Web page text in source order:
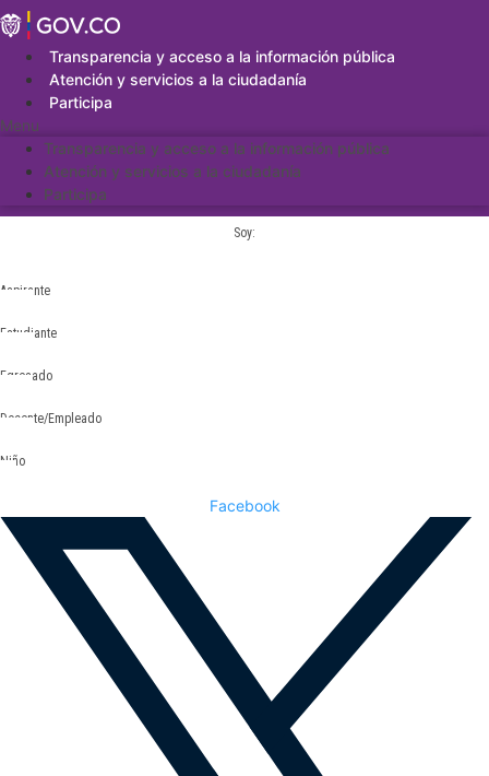
Saltar
al
contenidoTransparencia y acceso a la información pública
Atención y servicios a la ciudadanía
Participa
Menu
Transparencia y acceso a la información pública
Atención y servicios a la ciudadanía
Participa
Soy:
Aspirante
Estudiante
Egresado
Docente/Empleado
Niño
Facebook